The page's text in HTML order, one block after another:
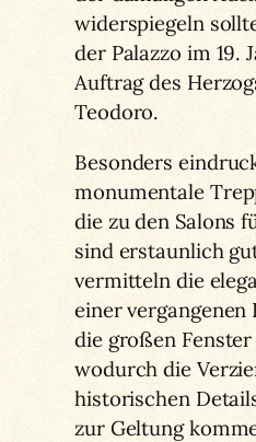
widerspiegeln
der Palazzo im 19.
Auftrag des
Teodoro.
Besonders
monumentale
die zu den Salons
sind erstaunlich
vermitteln die
einer vergangenen
die großen
wodurch die
historischen
zur Geltung